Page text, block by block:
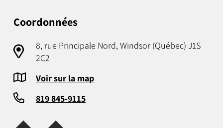
Coordonnées
8, rue Principale Nord, Windsor (Québec) J1S
2C2
Voir sur la map
819 845-9115